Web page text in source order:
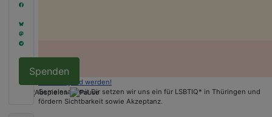
Jetzt Mitglied werden!
Gemeinsam mit Dir setzen wir uns ein für LSBTIQ* in Thüringen und
fördern Sichtbarkeit sowie Akzeptanz.
Spenden